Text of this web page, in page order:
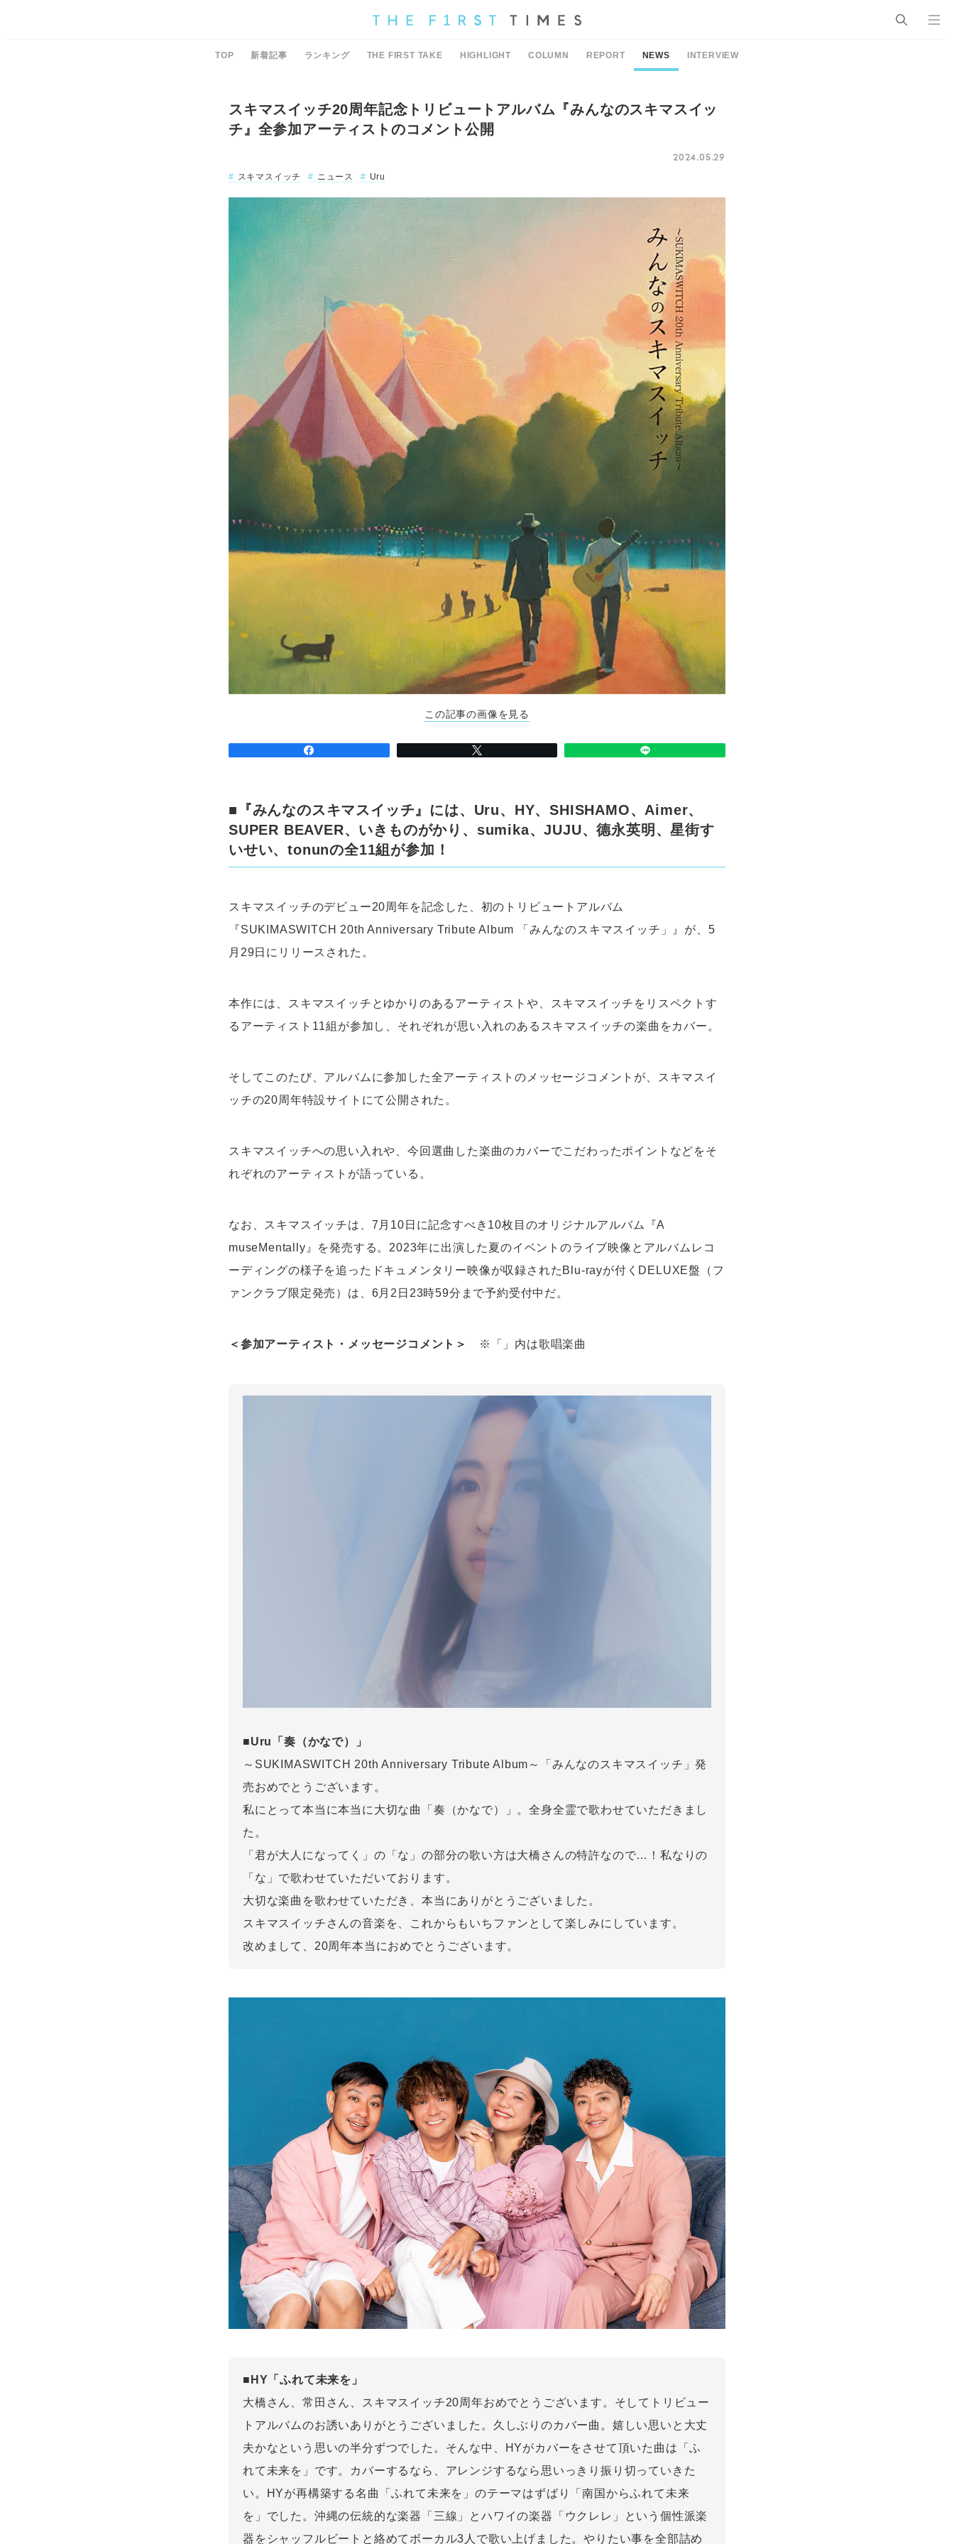
TOP 新着記事 ランキング THE FIRST TAKE HIGHLIGHT COLUMN REPORT NEWS INTERVIEW
スキマスイッチ20周年記念トリビュートアルバム『みんなのスキマスイッ
チ』全参加アーティストのコメント公開
2024.05.29
スキマスイッチ
ニュース Uru
この記事の画像を見る
■『みんなのスキマスイッチ』には、Uru、HY、SHISHAMO、Aimer、
SUPER BEAVER、いきものがかり、sumika、JUJU、德永英明、星街す
いせい、tonunの全11組が参加！
スキマスイッチのデビュー20周年を記念した、初のトリビュートアルバム
『SUKIMASWITCH 20th Anniversary Tribute Album 「みんなのスキマスイッチ」』が、5
月29日にリリースされた。
本作には、スキマスイッチとゆかりのあるアーティストや、スキマスイッチをリスペクトす
るアーティスト11組が参加し、それぞれが思い入れのあるスキマスイッチの楽曲をカバー。
そしてこのたび、アルバムに参加した全アーティストのメッセージコメントが、スキマスイ
ッチの20周年特設サイトにて公開された。
スキマスイッチへの思い入れや、今回選曲した楽曲のカバーでこだわったポイントなどをそ
れぞれのアーティストが語っている。
なお、スキマスイッチは、7月10日に記念すべき10枚目のオリジナルアルバム『A
museMentally』を発売する。2023年に出演した夏のイベントのライブ映像とアルバムレコ
ーディングの様子を追ったドキュメンタリー映像が収録されたBlu-rayが付くDELUXE盤（フ
ァンクラブ限定発売）は、6月2日23時59分まで予約受付中だ。
＜参加アーティスト・メッセージコメント＞ ※「」内は歌唱楽曲
■Uru「奏（かなで）」
～SUKIMASWITCH 20th Anniversary Tribute Album～「みんなのスキマスイッチ」発
売おめでとうございます。
私にとって本当に本当に大切な曲「奏（かなで）」。全身全霊で歌わせていただきまし
た。
「君が大人になってく」の「な」の部分の歌い方は大橋さんの特許なので…！私なりの
「な」で歌わせていただいております。
大切な楽曲を歌わせていただき、本当にありがとうございました。
スキマスイッチさんの音楽を、これからもいちファンとして楽しみにしています。
改めまして、20周年本当におめでとうございます。
■HY「ふれて未来を」
大橋さん、常田さん、スキマスイッチ20周年おめでとうございます。そしてトリビュー
トアルバムのお誘いありがとうございました。久しぶりのカバー曲。嬉しい思いと大丈
夫かなという思いの半分ずつでした。そんな中、HYがカバーをさせて頂いた曲は「ふ
れて未来を」です。カバーするなら、アレンジするなら思いっきり振り切っていきた
い。HYが再構築する名曲「ふれて未来を」のテーマはずばり「南国からふれて未来
を」でした。沖縄の伝統的な楽器「三線」とハワイの楽器「ウクレレ」という個性派楽
器をシャッフルビートと絡めてボーカル3人で歌い上げました。やりたい事を全部詰め